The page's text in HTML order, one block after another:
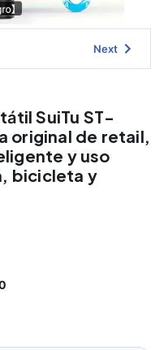
Next
SuiTu ST-
original de retail,
y uso
bicicleta y